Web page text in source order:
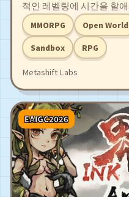
적인 레벨링에 시간을 할
해 제작된 자동화된 멀티플
릭터는 서버에 상주하며,
에 따라 행동합니다. 어디
하고 지시할 수 있습니다.
MMORPG Open World
Sandbox RPG
Metashift Labs
EAIGC2026